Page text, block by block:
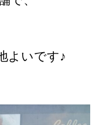
よいです♪